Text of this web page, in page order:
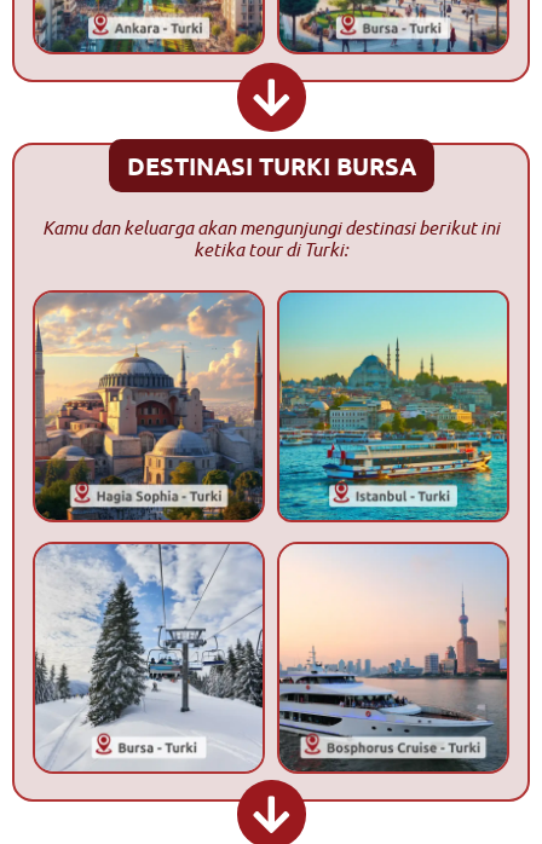
DESTINASI TURKI BURSA
Kamu dan keluarga akan mengunjungi destinasi berikut ini
ketika tour di Turki: